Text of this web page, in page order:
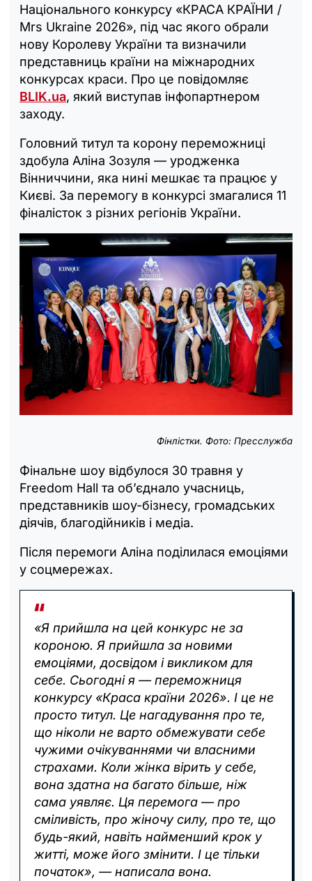
Національного конкурсу «КРАСА КРАЇНИ /
Mrs Ukraine 2026», під час якого обрали
нову Королеву України та визначили
представниць країни на міжнародних
конкурсах краси. Про це повідомляє
BLIK.ua, який виступав інфопартнером
заходу.
Головний титул та корону переможниці
здобула Аліна Зозуля — уродженка
Вінниччини, яка нині мешкає та працює у
Києві. За перемогу в конкурсі змагалися 11
фіналісток з різних регіонів України.
Фінлістки. Фото: Пресслужба
Фінальне шоу відбулося 30 травня у
Freedom Hall та об’єднало учасниць,
представників шоу-бізнесу, громадських
діячів, благодійників і медіа.
Після перемоги Аліна поділилася емоціями
у соцмережах.
«Я прийшла на цей конкурс не за
короною. Я прийшла за новими
емоціями, досвідом і викликом для
себе. Сьогодні я — переможниця
конкурсу «Краса країни 2026». І це не
просто титул. Це нагадування про те,
що ніколи не варто обмежувати себе
чужими очікуваннями чи власними
страхами. Коли жінка вірить у себе,
вона здатна на багато більше, ніж
сама уявляє. Ця перемога — про
сміливість, про жіночу силу, про те, що
будь-який, навіть найменший крок у
житті, може його змінити. І це тільки
початок», — написала вона.